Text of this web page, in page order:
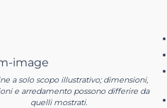
a solo scopo illustrativo; dimensioni,
e arredamento possono differire da
quelli mostrati.